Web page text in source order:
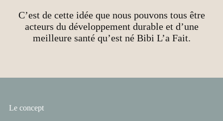
C’est de cette idée que nous pouvons tous être
acteurs du développement durable et d’une
meilleure santé qu’est né Bibi L’a Fait.
Le concept